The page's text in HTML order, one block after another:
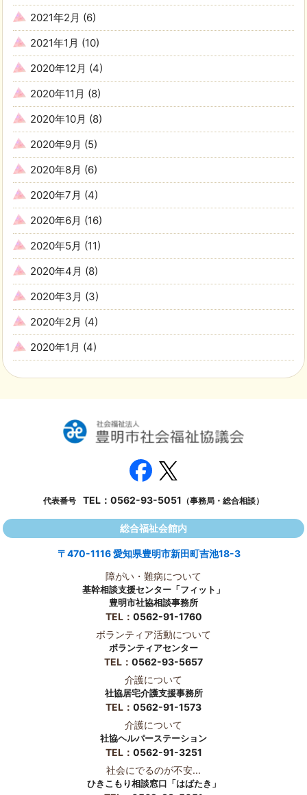
2021年2月 (6)
2021年1月 (10)
2020年12月 (4)
2020年11月 (8)
2020年10月 (8)
2020年9月 (5)
2020年8月 (6)
2020年7月 (4)
2020年6月 (16)
2020年5月 (11)
2020年4月 (8)
2020年3月 (3)
2020年2月 (4)
2020年1月 (4)
代表番号 TEL： 0562-93-5051 （事務局・総合相談）
総合福祉会館内
〒470-1116 愛知県豊明市新田町吉池18-3
障がい・難病について
基幹相談支援センター「フィット」
豊明市社協相談事務所
TEL： 0562-91-1760
ボランティア活動について
ボランティアセンター
TEL： 0562-93-5657
介護について
社協居宅介護支援事務所
TEL： 0562-91-1573
介護について
社協ヘルパーステーション
TEL： 0562-91-3251
社会にでるのが不安...
ひきこもり相談窓口「はばたき」